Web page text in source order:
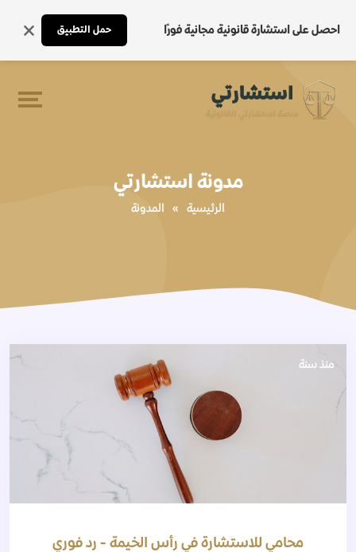
احصل على استشارة قانونية مجانية فورًا حمل التطبيق
مدونة استشارتي
الرئيسية » المدونة
منذ سنة
محامي للاستشارة في رأس الخيمة - رد فوري